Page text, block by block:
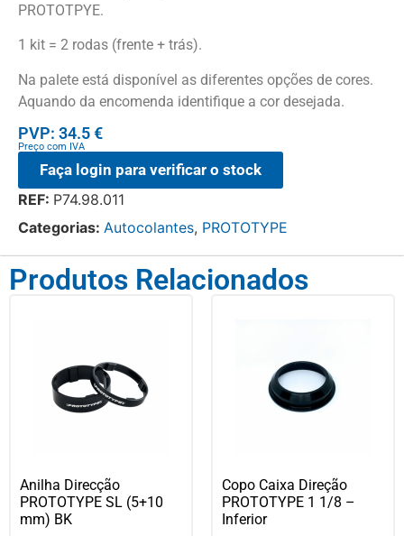
PROTOTPYE.
1 kit = 2 rodas (frente + trás).
Na palete está disponível as diferentes opções de cores.
Aquando da encomenda identifique a cor desejada.
PVP: 34.5 €
Preço com IVA
Faça login para verificar o stock
REF: P74.98.011
Categorias: Autocolantes, PROTOTYPE
Produtos Relacionados
Anilha Direcção
PROTOTYPE SL (5+10
mm) BK
Copo Caixa Direção
PROTOTYPE 1 1/8 –
Inferior